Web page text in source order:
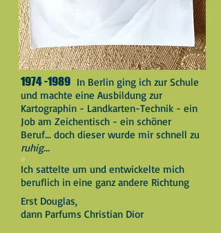
1974 -1989 In Berlin ging ich zur Schule
und machte eine Ausbildung zur
Kartographin - Landkarten-Technik - ein
Job am Zeichentisch - ein schöner
Beruf... doch dieser wurde mir schnell zu
ruhig...
o
Ich sattelte um und entwickelte mich
beruflich in eine ganz andere Richtung
Erst Douglas,
dann Parfums Christian Dior